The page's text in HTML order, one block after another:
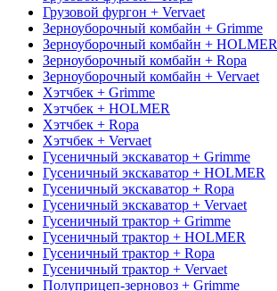
Грузовой фургон + Vervaet
Зерноуборочный комбайн + Grimme
Зерноуборочный комбайн + HOLMER
Зерноуборочный комбайн + Ropa
Зерноуборочный комбайн + Vervaet
Хэтчбек + Grimme
Хэтчбек + HOLMER
Хэтчбек + Ropa
Хэтчбек + Vervaet
Гусеничный экскаватор + Grimme
Гусеничный экскаватор + HOLMER
Гусеничный экскаватор + Ropa
Гусеничный экскаватор + Vervaet
Гусеничный трактор + Grimme
Гусеничный трактор + HOLMER
Гусеничный трактор + Ropa
Гусеничный трактор + Vervaet
Полуприцеп-зерновоз + Grimme